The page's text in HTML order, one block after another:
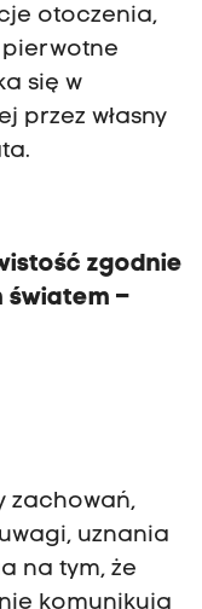
otoczenia,
się w
przez własny
zgodnie
światem –
zachowań,
uznania
na tym, że
komunikują